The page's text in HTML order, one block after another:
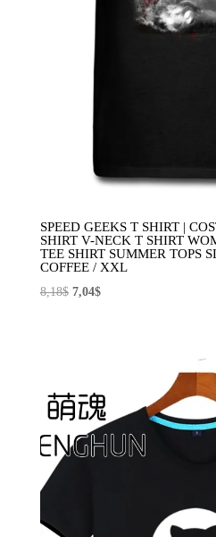
SPEED GEEKS T SHIRT |
SHIRT V-NECK T SHIRT
TEE SHIRT SUMMER TOPS
COFFEE / XXL
8,18$ El
7,04$El